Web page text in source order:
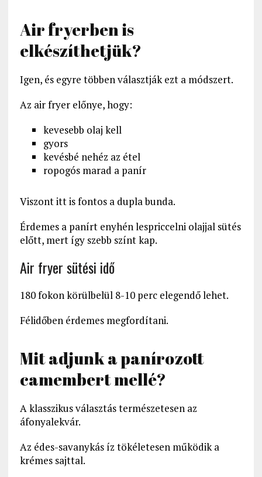
Air fryerben is
elkészíthetjük?
Igen, és egyre többen választják ezt a módszert.
Az air fryer előnye, hogy:
kevesebb olaj kell
gyors
kevésbé nehéz az étel
ropogós marad a panír
Viszont itt is fontos a dupla bunda.
Érdemes a panírt enyhén lespriccelni olajjal sütés
előtt, mert így szebb színt kap.
Air fryer sütési idő
180 fokon körülbelül 8-10 perc elegendő lehet.
Félidőben érdemes megfordítani.
Mit adjunk a panírozott
camembert mellé?
A klasszikus választás természetesen az
áfonyalekvár.
Az édes-savanykás íz tökéletesen működik a
krémes sajttal.